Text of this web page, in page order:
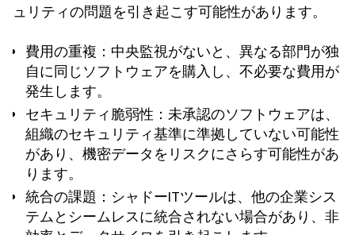
ュリティの問題を引き起こす可能性があります。
費用の重複 ：中央監視がないと、異なる部門が独
自に同じソフトウェアを購入し、不必要な費用が
発生します。
セキュリティ脆弱性 ：未承認のソフトウェアは、
組織のセキュリティ基準に準拠していない可能性
があり、機密データをリスクにさらす可能性があ
ります。
統合の課題 ：シャドーITツールは、他の企業シス
テムとシームレスに統合されない場合があり、非